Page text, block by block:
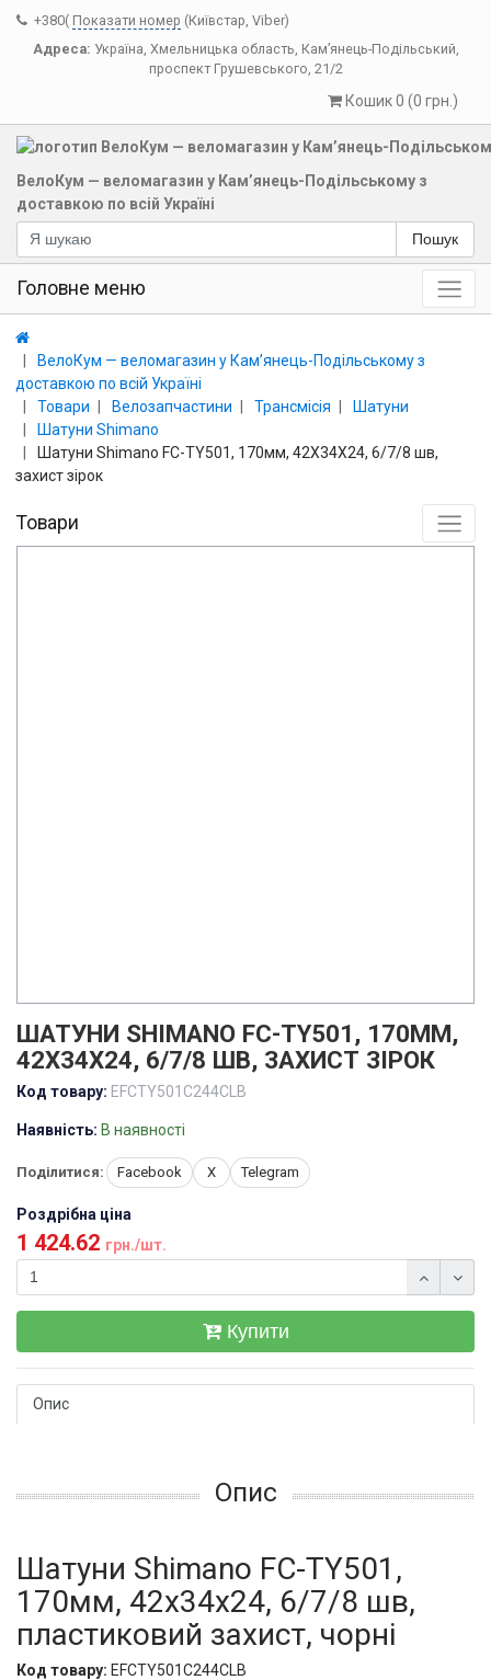
+380( Показати номер (Київстар, Viber)
Адреса: Україна, Хмельницька область, Кам’янець-Подільський,
проспект Грушевського, 21/2
Кошик 0 (0 грн.)
ВелоКум — веломагазин у Кам’янець-Подільському з
доставкою по всій Україні
Пошук
Головне меню
ВелоКум — веломагазин у Кам’янець-Подільському з
доставкою по всій Україні
Товари
Велозапчастини Трансмісія
Шатуни
Шатуни Shimano
Шатуни Shimano FC-TY501, 170мм, 42X34X24, 6/7/8 шв,
захист зірок
Товари
ШАТУНИ SHIMANO FC-TY501, 170ММ,
42X34X24, 6/7/8 ШВ, ЗАХИСТ ЗІРОК
Код товару: EFCTY501C244CLB
Наявність: В наявності
Поділитися: Facebook X Telegram
Роздрібна ціна
1 424.62 грн./шт.
Купити
Опис
Опис
Шатуни Shimano FC-TY501,
170мм, 42x34x24, 6/7/8 шв,
пластиковий захист, чорні
Код товару: EFCTY501C244CLB